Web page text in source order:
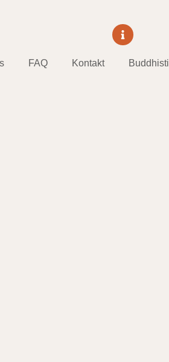
FAQ Kontakt